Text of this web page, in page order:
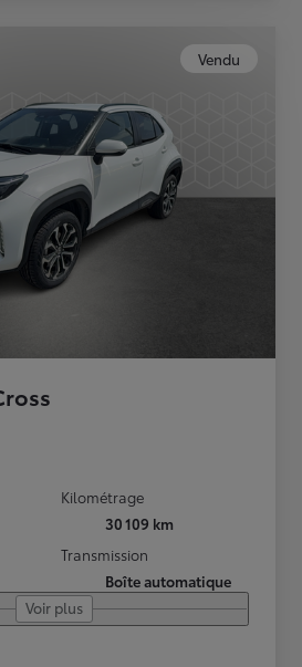
Vendu
Kilométrage
30 109 km
Transmission
Boîte automatique
Voir plus